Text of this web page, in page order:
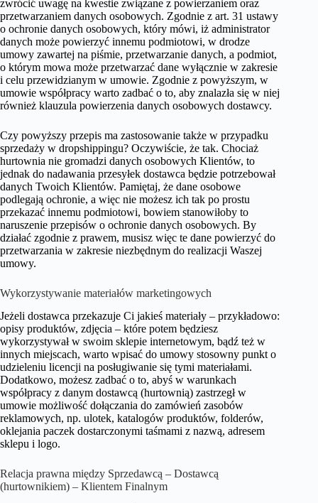
zwrócić uwagę na kwestie związane z powierzaniem oraz
przetwarzaniem danych osobowych. Zgodnie z art. 31 ustawy
o ochronie danych osobowych, który mówi, iż administrator
danych może powierzyć innemu podmiotowi, w drodze
umowy zawartej na piśmie, przetwarzanie danych, a podmiot,
o którym mowa może przetwarzać dane wyłącznie w zakresie
i celu przewidzianym w umowie. Zgodnie z powyższym, w
umowie współpracy warto zadbać o to, aby znalazła się w niej
również klauzula powierzenia danych osobowych dostawcy.
Czy powyższy przepis ma zastosowanie także w przypadku
sprzedaży w dropshippingu? Oczywiście, że tak. Chociaż
hurtownia nie gromadzi danych osobowych Klientów, to
jednak do nadawania przesyłek dostawca będzie potrzebował
danych Twoich Klientów. Pamiętaj, że dane osobowe
podlegają ochronie, a więc nie możesz ich tak po prostu
przekazać innemu podmiotowi, bowiem stanowiłoby to
naruszenie przepisów o ochronie danych osobowych. By
działać zgodnie z prawem, musisz więc te dane powierzyć do
przetwarzania w zakresie niezbędnym do realizacji Waszej
umowy.
Wykorzystywanie materiałów marketingowych
Jeżeli dostawca przekazuje Ci jakieś materiały – przykładowo:
opisy produktów, zdjęcia – które potem będziesz
wykorzystywał w swoim sklepie internetowym, bądź też w
innych miejscach, warto wpisać do umowy stosowny punkt o
udzieleniu licencji na posługiwanie się tymi materiałami.
Dodatkowo, możesz zadbać o to, abyś w warunkach
współpracy z danym dostawcą (hurtownią) zastrzegł w
umowie możliwość dołączania do zamówień zasobów
reklamowych, np. ulotek, katalogów produktów, folderów,
oklejania paczek dostarczonymi taśmami z nazwą, adresem
sklepu i logo.
Relacja prawna między Sprzedawcą – Dostawcą
(hurtownikiem) – Klientem Finalnym